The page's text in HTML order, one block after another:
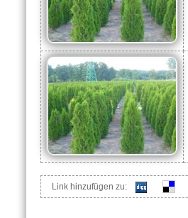
Link hinzufügen zu: